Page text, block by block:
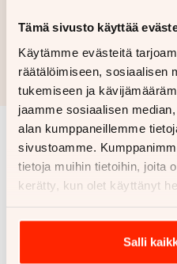
Tämä sivusto käyttää
Käytämme evästeitä
räätälöimiseen, sosiaalisen
tukemiseen ja
jaamme sosiaalisen
alan kumppaneillemme
sivustoamme.
tietoja muihin tietoihin, joita
kerätty, kun olet käyttänyt
Salli
Hae
Rahoituslaskelma on suuntaa
luottopäätöksen
Samankaltaisia
Katso kaikki